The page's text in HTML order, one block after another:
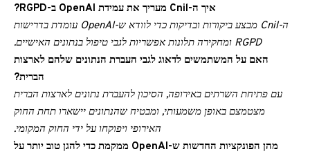
איך ה-Cnil מעריך את עמידת OpenAI ב-RGPD?
ה-Cnil מבצע ביקורות ובדיקות כדי לוודא ש-OpenAI עומדת בדרישות
RGPD ומחקירה תלונות אפשריות לגבי טיפול בנתונים האישיים.
האם על המשתמשים לדאוג לגבי העברת הנתונים שלהם לארצות
הברית?
עם פתיחת השרתים באירופה, הסיכון להעברת נתונים לארצות הברית
מצטמצם באופן משמעותי, ומבטיח שהנתונים יישארו תחת החוק
האירופי ויפוקחו על ידי החוק המקומי.
מהן הפונקציות החדשות ש-OpenAI ממקמת כדי להגן טוב יותר על